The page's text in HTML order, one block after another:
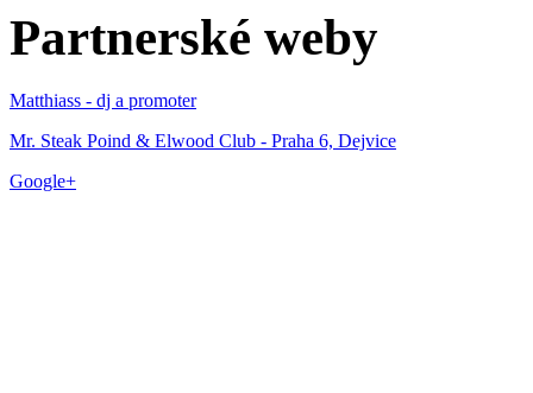
Partnerské weby
Matthiass - dj a promoter
Mr. Steak Poind & Elwood Club - Praha 6, Dejvice
Google+